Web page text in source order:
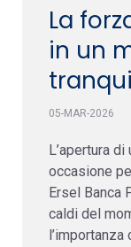
La
in un
05-MAR-2026
L’apertura
occasione
Ersel Banca
caldi del